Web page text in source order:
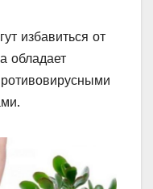
избавиться от
обладает